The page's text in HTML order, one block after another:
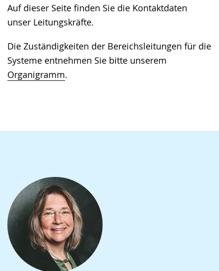
Auf dieser Seite finden Sie die Kontaktdaten
unser Leitungskräfte.
Die Zuständigkeiten der Bereichsleitungen für die
Systeme entnehmen Sie bitte unserem
Organigramm.
wird
angezeigt.